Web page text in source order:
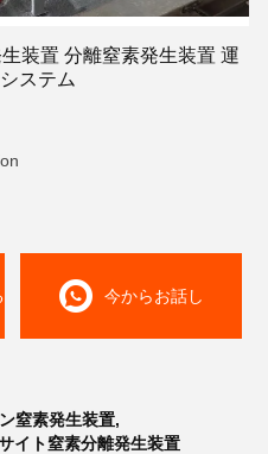
装置 分離窒素発生装置 運
ステム
今からお話し
窒素発生装置,
イト窒素分離発生装置